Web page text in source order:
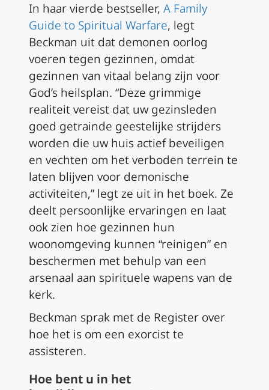
In haar vierde bestseller, A Family
Guide to Spiritual Warfare, legt
Beckman uit dat demonen oorlog
voeren tegen gezinnen, omdat
gezinnen van vitaal belang zijn voor
God’s heilsplan. “Deze grimmige
realiteit vereist dat uw gezinsleden
goed getrainde geestelijke strijders
worden die uw huis actief beveiligen
en vechten om het verboden terrein te
laten blijven voor demonische
activiteiten,” legt ze uit in het boek. Ze
deelt persoonlijke ervaringen en laat
ook zien hoe gezinnen hun
woonomgeving kunnen “reinigen” en
beschermen met behulp van een
arsenaal aan spirituele wapens van de
kerk.
Beckman sprak met de Register over
hoe het is om een exorcist te
assisteren.
Hoe bent u in het